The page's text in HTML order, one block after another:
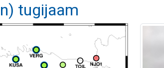
tugijaam